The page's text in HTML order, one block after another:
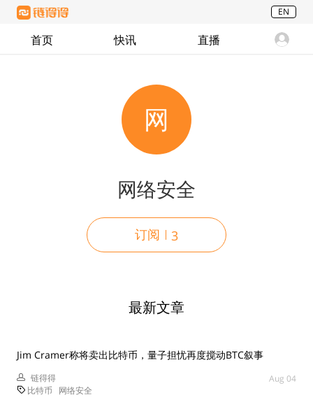
EN
首页 快讯 直播
网
网络安全
订阅 3
最新文章
Jim Cramer称将卖出比特币，量子担忧再度搅动BTC叙事
链得得
Aug 04
比特币
网络安全